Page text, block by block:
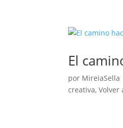
El
por MireiaSella
creativa,Volver